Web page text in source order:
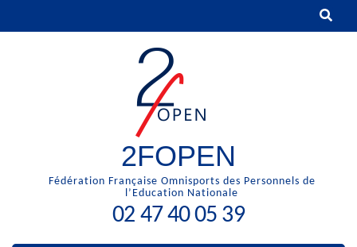
2FOPEN
Fédération Française Omnisports des Personnels de
l’Education Nationale
02 47 40 05 39